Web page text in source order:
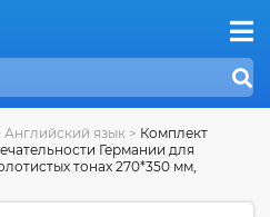
Английский язык > Комплект
Германии для
тонах 270*350 мм,